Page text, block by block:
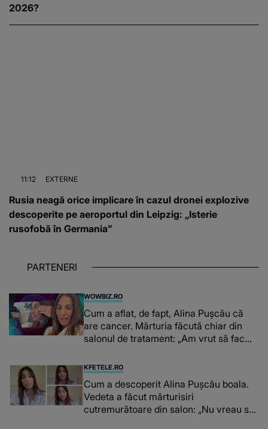
2026?
11:12 EXTERNE
Rusia neagă orice implicare în cazul dronei explozive
descoperite pe aeroportul din Leipzig: „Isterie
rusofobă în Germania”
PARTENERI
WOWBIZ.RO
Cum a aflat, de fapt, Alina Pușcău că
are cancer. Mărturia făcută chiar din
salonul de tratament: „Am vrut să fac
înțepe sânul”
KFETELE.RO
Cum a descoperit Alina Pușcău boala.
Vedeta a făcut mărturisiri
cutremurătoare din salon: „Nu vreau să